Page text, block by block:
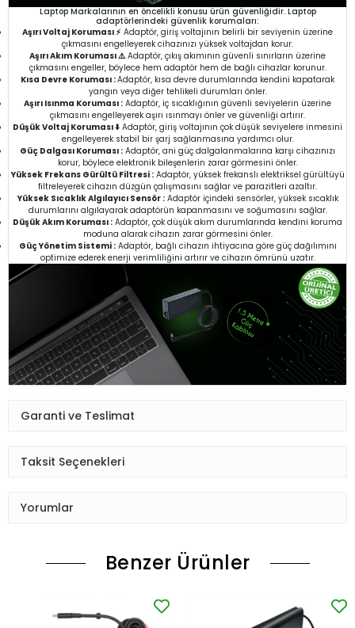
Laptop Markalarının en öncelikli konusu ürün güvenliğidir. Laptop
adaptörlerindeki güvenlik korumaları:
Aşırı Voltaj Koruması ⚡ Adaptör, giriş voltajının belirli bir seviyenin üzerine
çıkmasını engelleyerek cihazınızı yüksek voltajdan korur.
Aşırı Akım Koruması ⚠️Adaptör, çıkış akımının güvenli sınırların üzerine
çıkmasını engeller, böylece hem adaptör hem de bağlı cihazlar korunur.
Kısa Devre Koruması :Adaptör, kısa devre durumlarında kendini kapatarak
yangın veya diğer tehlikeli durumları önler.
Aşırı Isınma Koruması : Adaptör, iç sıcaklığının güvenli seviyelerin üzerine
çıkmasını engelleyerek aşırı ısınmayı önler ve güvenliği artırır.
Düşük Voltaj Koruması ⬇️ Adaptör, giriş voltajının çok düşük seviyelere inmesini
engelleyerek stabil bir şarj sağlanmasına yardımcı olur.
Güç Dalgası Koruması : Adaptör, ani güç dalgalanmalarına karşı cihazınızı
korur, böylece elektronik bileşenlerin zarar görmesini önler.
Yüksek Frekans Gürültü Filtresi :Adaptör, yüksek frekanslı elektriksel gürültüyü
filtreleyerek cihazın düzgün çalışmasını sağlar ve parazitleri azaltır.
Yüksek Sıcaklık Algılayıcı Sensör :Adaptör içindeki sensörler, yüksek sıcaklık
durumlarını algılayarak adaptörün kapanmasını ve soğumasını sağlar.
Düşük Akım Koruması : Adaptör, çok düşük akım durumlarında kendini koruma
moduna alarak cihazın zarar görmesini önler.
Güç Yönetim Sistemi :Adaptör, bağlı cihazın ihtiyacına göre güç dağılımını
optimize ederek enerji verimliliğini artırır ve cihazın ömrünü uzatır.
Garanti ve Teslimat
Taksit Seçenekleri
Yorumlar
Benzer Ürünler